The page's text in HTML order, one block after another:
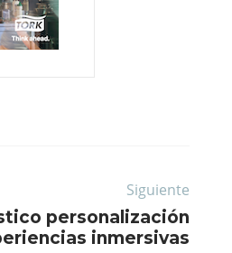
Siguiente
personalización
inmersivas